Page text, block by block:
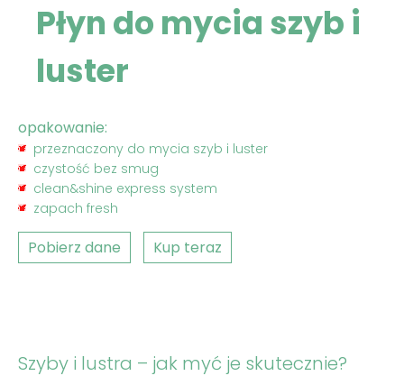
Płyn do mycia szyb i
luster
opakowanie:
przeznaczony do mycia szyb i luster
czystość bez smug
clean&shine express system
zapach fresh
Pobierz dane Kup teraz
Szyby i lustra – jak myć je skutecznie?